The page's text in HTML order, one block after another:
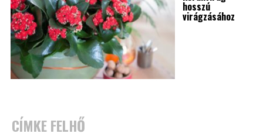
hosszú
virágzásához
CÍMKE FELHŐ